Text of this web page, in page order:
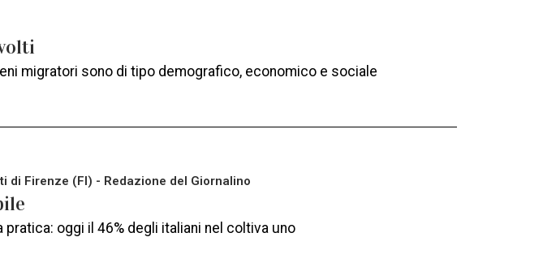
migratori sono di tipo demografico, economico e sociale
di Firenze (FI) - Redazione del Giornalino
oggi il 46% degli italiani nel coltiva uno